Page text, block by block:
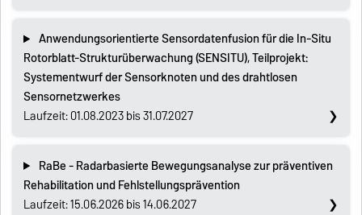
Anwendungsorientierte Sensordatenfusion für die In-Situ
Rotorblatt-Strukturüberwachung (SENSITU), Teilprojekt:
Systementwurf der Sensorknoten und des drahtlosen
Sensornetzwerkes
Laufzeit: 01.08.2023 bis 31.07.2027
RaBe - Radarbasierte Bewegungsanalyse zur präventiven
Rehabilitation und Fehlstellungsprävention
Laufzeit: 15.06.2026 bis 14.06.2027